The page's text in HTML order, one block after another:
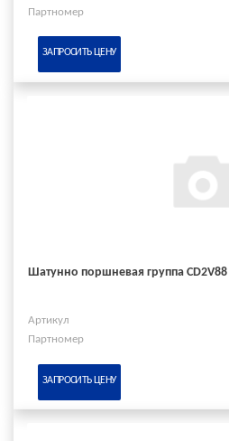
Партномер
ЗАПРОСИТЬ ЦЕНУ
Шатунно поршневая группа CD2V88
Артикул
Партномер
ЗАПРОСИТЬ ЦЕНУ